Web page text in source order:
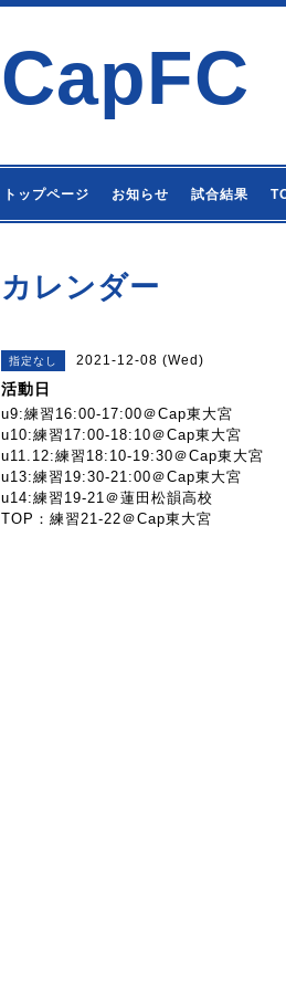
CapFC
トップページ お知らせ 試合結果
カレンダー
指定なし 2021-12-08 (Wed)
活動日
u9:練習16:00-17:00＠Cap東大宮
u10:練習17:00-18:10＠Cap東大宮
u11.12:練習18:10-19:30＠Cap東大宮
u13:練習19:30-21:00＠Cap東大宮
u14:練習19-21＠蓮田松韻高校
TOP：練習21-22＠Cap東大宮